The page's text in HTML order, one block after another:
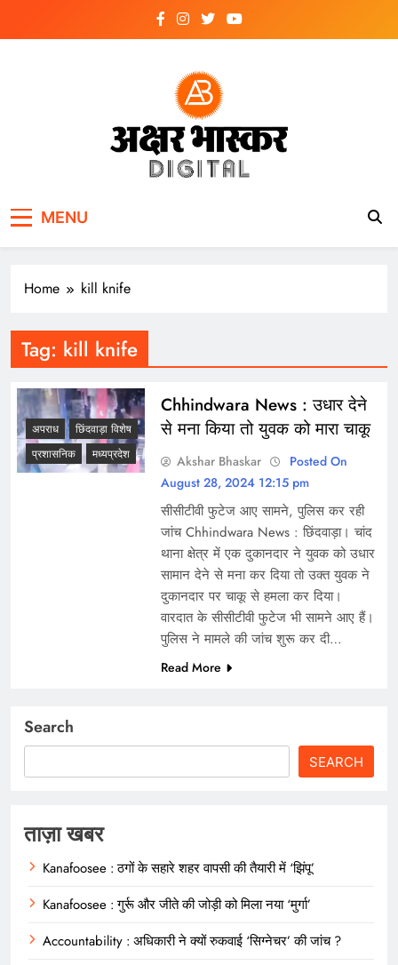
MENU
Home kill knife
Tag: kill knife
अपराध
छिंदवाड़ा विशेष
प्रशासनिक
मध्यप्रदेश
Chhindwara News : उधार देने
से मना किया तो युवक को मारा चाकू
Akshar Bhaskar
Posted On
August 28, 2024 12:15 pm
सीसीटीवी फुटेज आए सामने, पुलिस कर रही
जांच Chhindwara News : छिंदवाड़ा। चांद
थाना क्षेत्र में एक दुकानदार ने युवक को उधार
सामान देने से मना कर दिया तो उक्त युवक ने
दुकानदार पर चाकू से हमला कर दिया।
वारदात के सीसीटीवी फुटेज भी सामने आए हैं।
पुलिस ने मामले की जांच शुरू कर दी…
Read More
Search
SEARCH
ताज़ा खबर
Kanafoosee : ठगों के सहारे शहर वापसी की तैयारी में ‘झिंपू’
Kanafoosee : गुर्रू और जीते की जोड़ी को मिला नया ‘मुर्गा’
Accountability : अधिकारी ने क्यों रुकवाई ‘सिग्नेचर’ की जांच ?